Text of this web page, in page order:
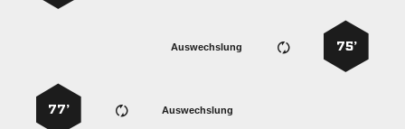
75’
Auswechslung
Auswechslung
77’